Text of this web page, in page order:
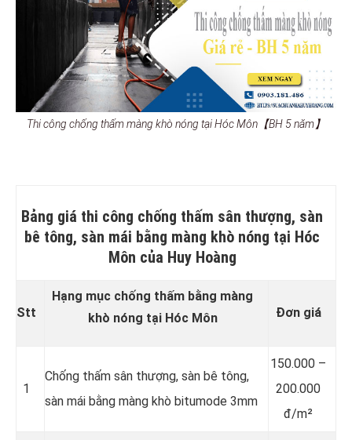
Thi công chống thấm màng khò nóng tại Hóc Môn【BH 5 năm】
Bảng giá thi công chống thấm sân thượng, sàn
bê tông, sàn mái bằng màng khò nóng tại Hóc
Môn của Huy Hoàng
Stt
Hạng mục chống thấm bằng màng
khò nóng tại Hóc Môn
Đơn giá
1
Chống thấm sân thượng, sàn bê tông,
sàn mái bằng màng khò bitumode 3mm
150.000 –
200.000
đ/m²